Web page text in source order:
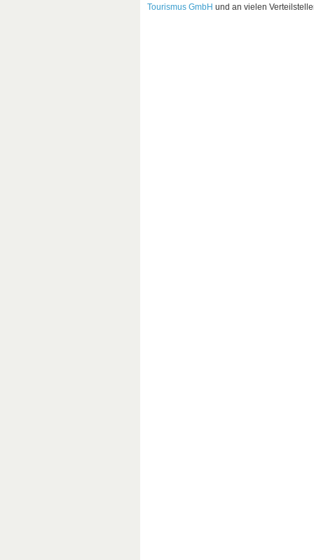
Tourismus GmbH und an vielen